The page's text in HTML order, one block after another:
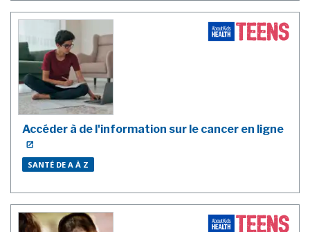
Accéder à de l'information sur le cancer en ligne
SANTÉ DE A À Z